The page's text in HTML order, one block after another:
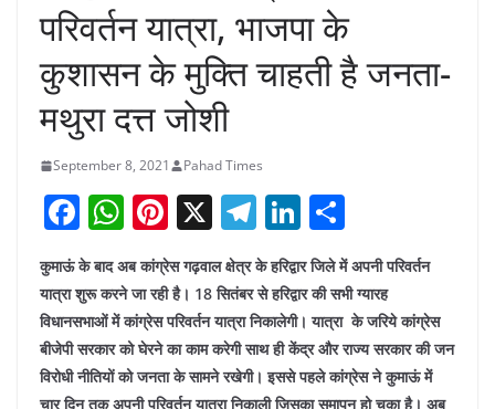
परिवर्तन यात्रा, भाजपा के
कुशासन के मुक्ति चाहती है जनता-
मथुरा दत्त जोशी
September 8, 2021 Pahad Times
F
a
c
e
b
o
W
at
s
A
p
Pi
er
e
st
X T
el
e
gr
a
m
Li
n
k
e
dI
n
h
ar
e
कुमाऊं के बाद अब कांग्रेस गढ़वाल क्षेत्र के हरिद्वार जिले में अपनी परिवर्तन
यात्रा शुरू करने जा रही है। 18 सितंबर से हरिद्वार की सभी ग्यारह
विधानसभाओं में कांग्रेस परिवर्तन यात्रा निकालेगी। यात्रा के जरिये कांग्रेस
बीजेपी सरकार को घेरने का काम करेगी साथ ही केंद्र और राज्य सरकार की जन
विरोधी नीतियों को जनता के सामने रखेगी। इससे पहले कांग्रेस ने कुमाऊं में
चार दिन तक अपनी परिवर्तन यात्रा निकाली जिसका समापन हो चुका है। अब